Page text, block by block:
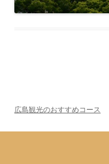
広島観光のおすすめコース